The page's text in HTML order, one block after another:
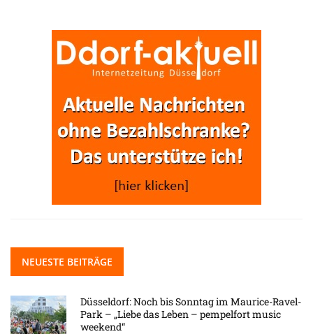
NEUESTE BEITRÄGE
Düsseldorf: Noch bis Sonntag im Maurice-Ravel-
Park – „Liebe das Leben – pempelfort music
weekend“